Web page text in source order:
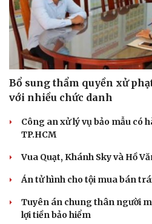
Bổ sung thẩm quyền xử
với nhiều chức danh
Công an xử lý vụ bảo mẫu có
TP.HCM
Vua Quạt, Khánh Sky và Hồ
Án tử hình cho tội mua bán
Tuyên án chung thân người
lợi tiền bảo hiểm